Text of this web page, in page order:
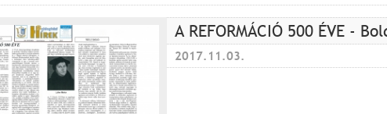
A REFORMÁCIÓ 500 ÉVE -
2017.11.03.